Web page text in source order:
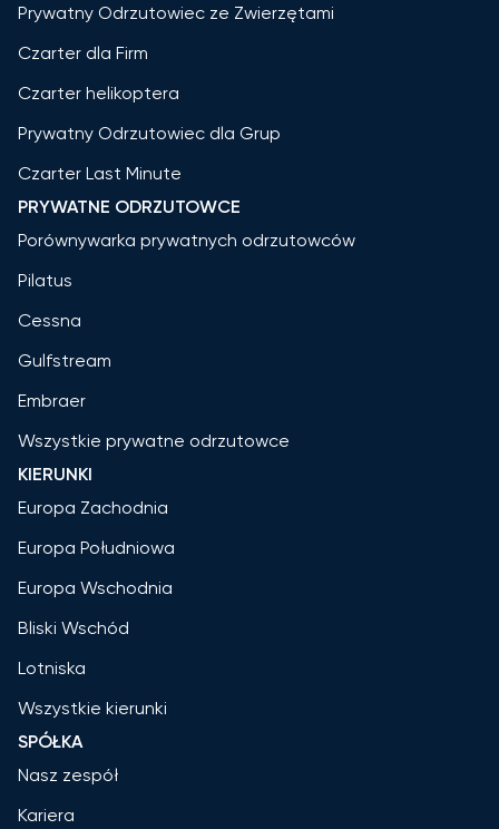
Prywatny Odrzutowiec ze Zwierzętami
Czarter dla Firm
Czarter helikoptera
Prywatny Odrzutowiec dla Grup
Czarter Last Minute
PRYWATNE ODRZUTOWCE
Porównywarka prywatnych odrzutowców
Pilatus
Cessna
Gulfstream
Embraer
Wszystkie prywatne odrzutowce
KIERUNKI
Europa Zachodnia
Europa Południowa
Europa Wschodnia
Bliski Wschód
Lotniska
Wszystkie kierunki
SPÓŁKA
Nasz zespół
Kariera